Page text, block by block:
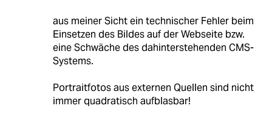
aus meiner Sicht ein technischer Fehler beim
Einsetzen des Bildes auf der Webseite bzw.
eine Schwäche des dahinterstehenden CMS-
Systems.
Portraitfotos aus externen Quellen sind nicht
immer quadratisch aufblasbar!